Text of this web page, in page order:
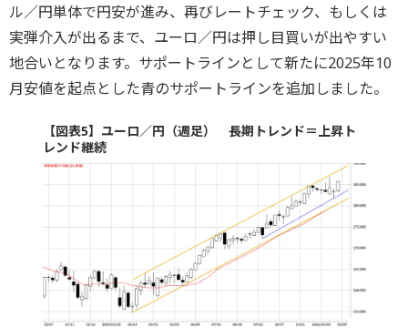
ル／円単体で円安が進み、再びレートチェック、もしくは
実弾介入が出るまで、ユーロ／円は押し目買いが出やすい
地合いとなります。サポートラインとして新たに2025年10
月安値を起点とした青のサポートラインを追加しました。
【図表5】ユーロ／円（週足） 長期トレンド＝上昇ト
レンド継続